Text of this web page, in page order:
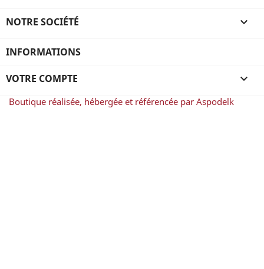
NOTRE SOCIÉTÉ 
INFORMATIONS
VOTRE COMPTE 
Boutique réalisée, hébergée et référencée par Aspodelk